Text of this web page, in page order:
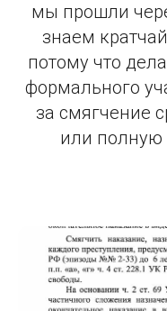
мы прошли
знаем
потому что
формального
за смягчение
или полную